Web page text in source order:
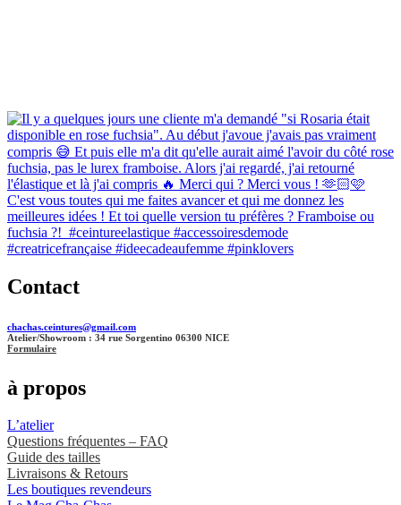
Contact
chachas.ceintures@gmail.com
Atelier/Showroom : 34 rue Sorgentino 06300 NICE
Formulaire
à propos
L’atelier
Questions fréquentes – FAQ
Guide des tailles
Livraisons & Retours
Les boutiques revendeurs